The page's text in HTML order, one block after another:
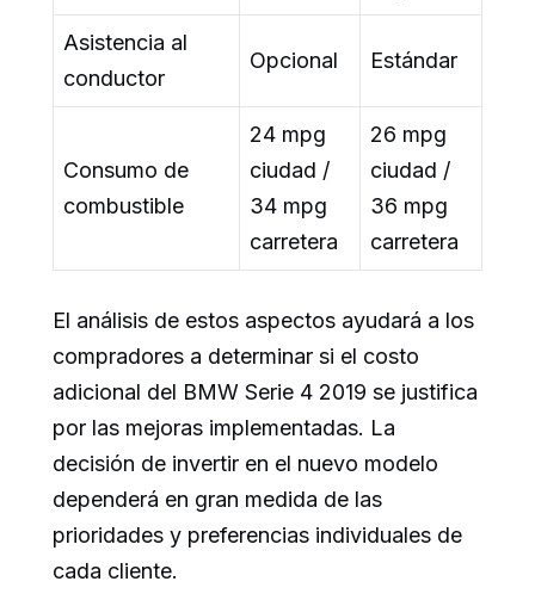
Asistencia al
conductor
Opcional Estándar
Consumo de
combustible
24 mpg
ciudad /
34 mpg
carretera
26 mpg
ciudad /
36 mpg
carretera
El análisis de estos aspectos ayudará a los
compradores a determinar si el costo
adicional del BMW Serie 4 2019 se justifica
por las mejoras implementadas. La
decisión de invertir en el nuevo modelo
dependerá en gran medida de las
prioridades y preferencias individuales de
cada cliente.